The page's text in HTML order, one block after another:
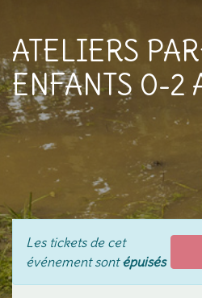
ATELIERS
ENFANTS 0-2
Les tickets de cet
événement sontépuisés